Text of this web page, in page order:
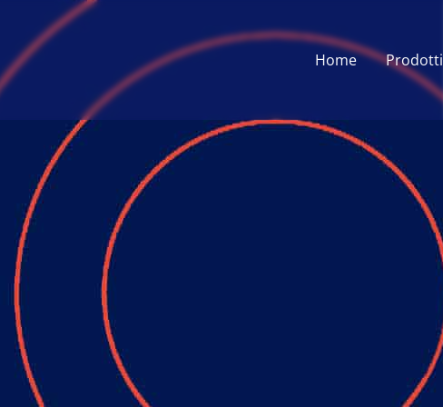
Home Prodotti